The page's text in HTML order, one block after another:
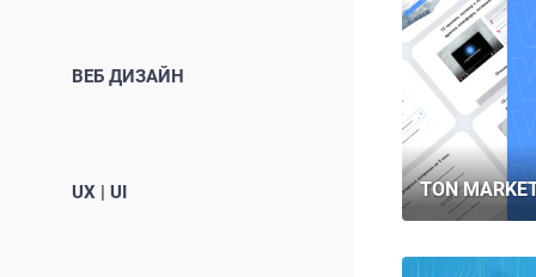
UX | UI
ВЕБ ДИЗАЙН
TON